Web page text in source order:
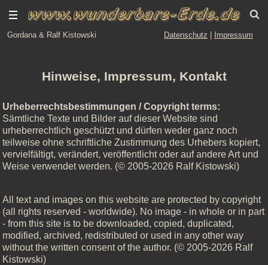
Gordana & Ralf Kistowski Datenschutz Impressum
Hinweise, Impressum, Kontakt
Urheberrechtsbestimmungen / Copyright terms:
Sämtliche Texte und Bilder auf dieser Website sind
urheberrechtlich geschützt und dürfen weder ganz noch
teilweise ohne schriftliche Zustimmung des Urhebers kopiert,
vervielfältigt, verändert, veröffentlicht oder auf andere Art und
Weise verwendet werden. (© 2005-2026 Ralf Kistowski)
All text and images on this website are protected by copyright
(all rights reserved - worldwide). No image - in whole or in part
- from this site is to be downloaded, copied, duplicated,
modified, archived, redistributed or used in any other way
without the written consent of the author. (© 2005-2026 Ralf
Kistowski)